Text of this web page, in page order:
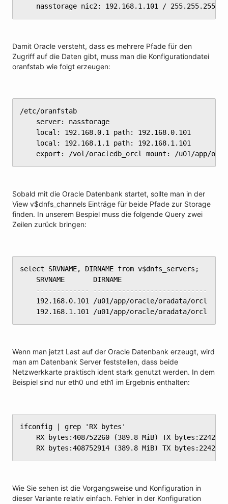
	nasstorage nic2: 192.168.1.101 / 255.255.255.0
Damit Oracle versteht, dass es mehrere Pfade für den
Zugriff auf die Daten gibt, muss man die Konfigurationdatei
oranfstab wie folgt erzeugen:
/etc/oranfstab
export: /vol/oracledb_orcl mount: /u01/app/
Sobald mit die Oracle Datenbank startet, sollte man in der
View v$dnfs_channels Einträge für beide Pfade zur Storage
finden. In unserem Bespiel muss die folgende Query zwei
Zeilen zurück bringen:
select SRVNAME, DIRNAME from v$dnfs_servers;
	192.168.1.101 /u01/app/oracle/oradata/orcl
Wenn man jetzt Last auf der Oracle Datenbank erzeugt, wird
man am Datenbank Server feststellen, dass beide
Netzwerkkarte praktisch ident stark genutzt werden. In dem
Beispiel sind nur eth0 und eth1 im Ergebnis enthalten:
ifconfig | grep 'RX bytes'
RX bytes:408752914 (389.8 MiB) TX
Wie Sie sehen ist die Vorgangsweise und Konfiguration in
dieser Variante relativ einfach. Fehler in der Konfiguration